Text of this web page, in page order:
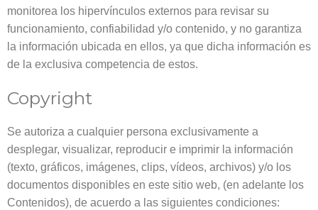
monitorea los hipervínculos externos para revisar su
funcionamiento, confiabilidad y/o contenido, y no garantiza
la información ubicada en ellos, ya que dicha información es
de la exclusiva competencia de estos.
Copyright
Se autoriza a cualquier persona exclusivamente a
desplegar, visualizar, reproducir e imprimir la información
(texto, gráficos, imágenes, clips, vídeos, archivos) y/o los
documentos disponibles en este sitio web, (en adelante los
Contenidos), de acuerdo a las siguientes condiciones: